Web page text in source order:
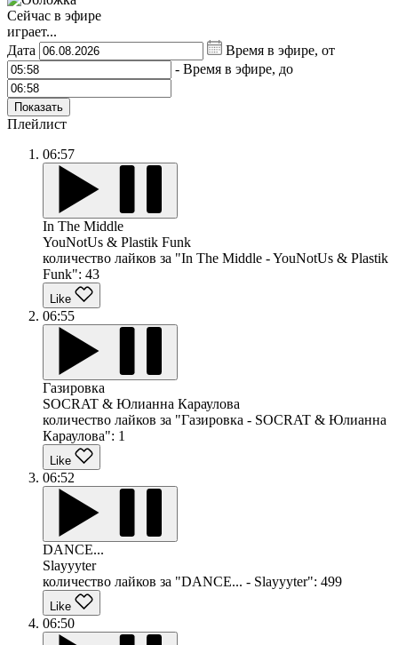
Сейчас в эфире
играет...
Дата
Время в эфире, от
- Время в эфире, до
Показать
Плейлист
06:57
In The Middle
YouNotUs & Plastik Funk
количество лайков за "In The Middle - YouNotUs & Plastik
Funk": 43
Like
06:55
Газировка
SOCRAT & Юлианна Караулова
количество лайков за "Газировка - SOCRAT & Юлианна
Караулова": 1
Like
06:52
DANCE...
Slayyyter
количество лайков за "DANCE... - Slayyyter": 499
Like
06:50